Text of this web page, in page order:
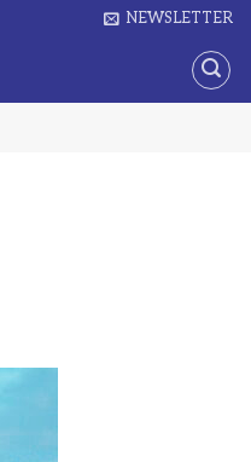
NEWSLETTER